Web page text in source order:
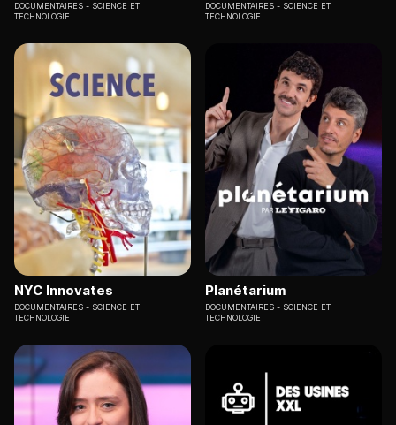
DOCUMENTAIRES
SCIENCE ET
TECHNOLOGIE
DOCUMENTAIRES
SCIENCE ET
TECHNOLOGIE
NYC Innovates
DOCUMENTAIRES
SCIENCE ET
TECHNOLOGIE
Planétarium
DOCUMENTAIRES
SCIENCE ET
TECHNOLOGIE